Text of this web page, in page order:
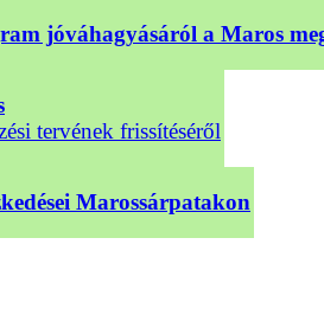
jóváhagyásáról a Maros
tervének frissítéséről
Marossárpatakon